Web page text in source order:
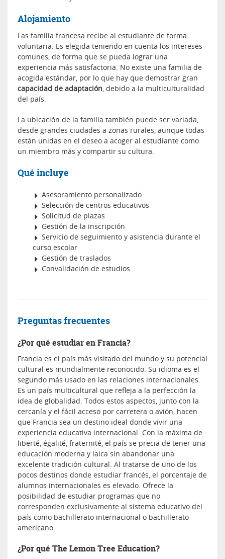
Alojamiento
Las familia francesa recibe al estudiante de forma
voluntaria. Es elegida teniendo en cuenta los intereses
comunes, de forma que se pueda lograr una
experiencia más satisfactoria. No existe una familia de
acogida estándar, por lo que hay que demostrar gran
capacidad de adaptación, debido a la multiculturalidad
del país.
La ubicación de la familia también puede ser variada,
desde grandes ciudades a zonas rurales, aunque todas
están unidas en el deseo a acoger al estudiante como
un miembro más y compartir su cultura.
Qué incluye
Asesoramiento personalizado
Selección de centros educativos
Solicitud de plazas
Gestión de la inscripción
Servicio de seguimiento y asistencia durante el
curso escolar
Gestión de traslados
Convalidación de estudios
Preguntas frecuentes
¿Por qué estudiar en Francia?
Francia es el país más visitado del mundo y su potencial
cultural es mundialmente reconocido. Su idioma es el
segundo más usado en las relaciones internacionales.
Es un país multicultural que refleja a la perfección la
idea de globalidad. Todos estos aspectos, junto con la
cercanía y el fácil acceso por carretera o avión, hacen
que Francia sea un destino ideal donde vivir una
experiencia educativa internacional. Con la máxima de
liberté, égalité, fraternité, el país se precia de tener una
educación moderna y laica sin abandonar una
excelente tradición cultural. Al tratarse de uno de los
pocos destinos donde estudiar francés, el porcentaje de
alumnos internacionales es elevado. Ofrece la
posibilidad de estudiar programas que no
corresponden exclusivamente al sistema educativo del
país como bachillerato internacional o bachillerato
americano.
¿Por qué The Lemon Tree Education?